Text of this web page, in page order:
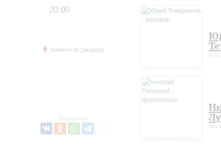
20:00
Auditorio de Zaragoza
Поделиться: